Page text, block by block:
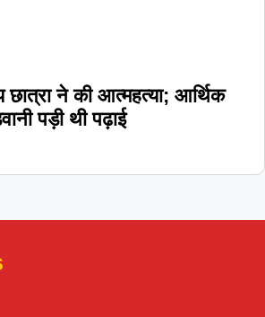
छात्रा ने की आत्महत्या; आर्थिक
पड़ी थी पढ़ाई